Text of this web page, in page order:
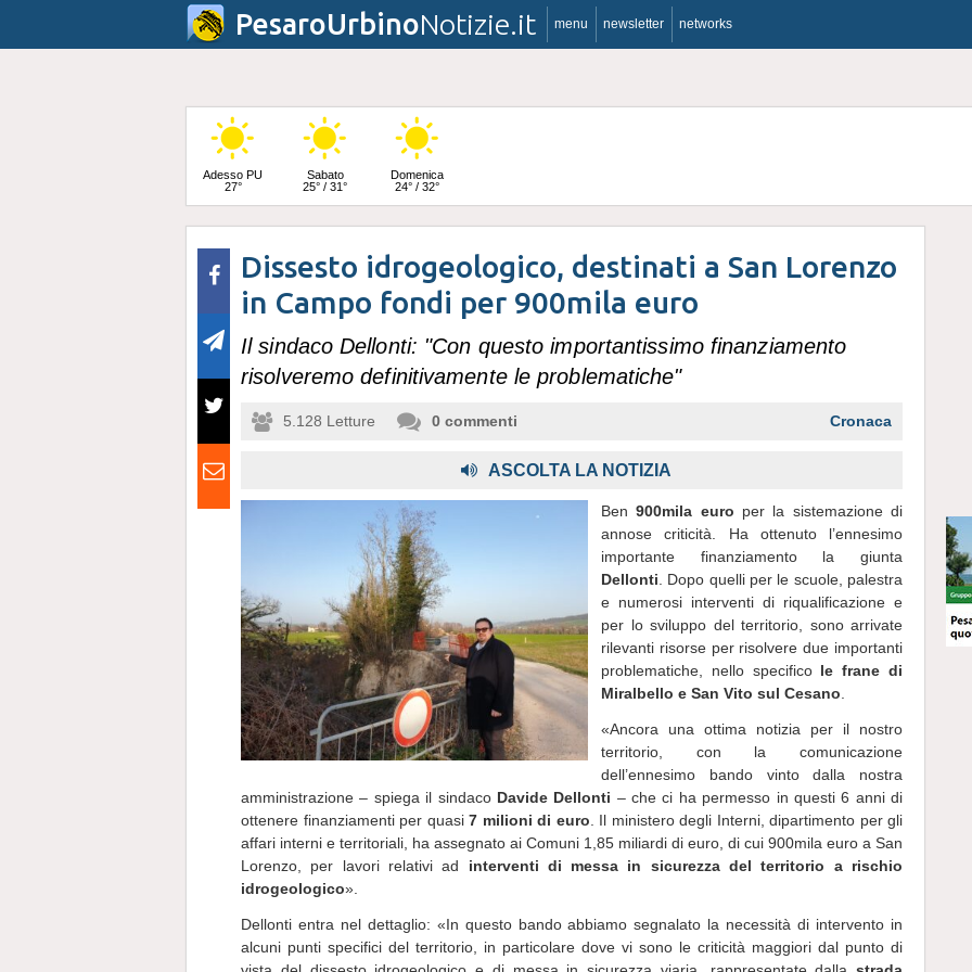
PesaroUrbinoNotizie.it menu newsletter networks
Adesso PU
27°
Sabato
25° / 31°
Domenica
24° / 32°
Lunedì
24° / 33°
Dissesto idrogeologico, destinati a San Lorenzo
in Campo fondi per 900mila euro
Il sindaco Dellonti: "Con questo importantissimo finanziamento
risolveremo definitivamente le problematiche"
5.128 Letture 0 commenti Cronaca
ASCOLTA LA NOTIZIA
Ben900mila euro per la sistemazione di
annose criticità. Ha ottenuto l’ennesimo
importante finanziamento la giunta
Dellonti . Dopo quelli per le scuole, palestra
e numerosi interventi di riqualificazione e
per lo sviluppo del territorio, sono arrivate
rilevanti risorse per risolvere due importanti
problematiche, nello specifico le frane di
Miralbello e San Vito sul Cesano
«Ancora una ottima notizia per il nostro
territorio, con la comunicazione
dell’ennesimo bando vinto dalla nostra
amministrazione – spiega il sindaco Davide Dellonti – che ci ha permesso in questi 6 anni di
ottenere finanziamenti per quasi 7 milioni di euro . Il ministero degli Interni, dipartimento per gli
affari interni e territoriali, ha assegnato ai Comuni 1,85 miliardi di euro, di cui 900mila euro a San
Lorenzo, per lavori relativi ad interventi di messa in sicurezza del territorio a rischio
idrogeologico».
Dellonti entra nel dettaglio: «In questo bando abbiamo segnalato la necessità di intervento in
alcuni punti specifici del territorio, in particolare dove vi sono le criticità maggiori dal punto di